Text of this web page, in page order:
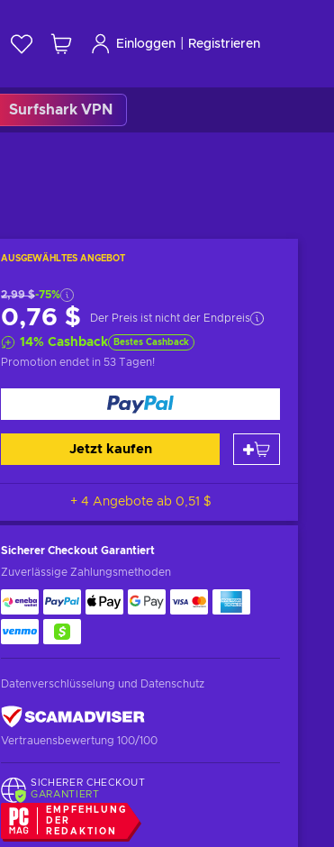
Einloggen Registrieren
Surfshark VPN
AUSGEWÄHLTES ANGEBOT
2,99 $-75%
0,76 $ Der Preis ist nicht der Endpreis
14% Cashback Bestes Cashback
Promotion endet in 53 Tagen!
Jetzt kaufen
+ 4 Angebote ab 0,51 $
Sicherer Checkout Garantiert
Zuverlässige Zahlungsmethoden
Datenverschlüsselung und Datenschutz
Vertrauensbewertung 100/100
SICHERER CHECKOUT
GARANTIERT
EMPFEHLUNG
DER
REDAKTION